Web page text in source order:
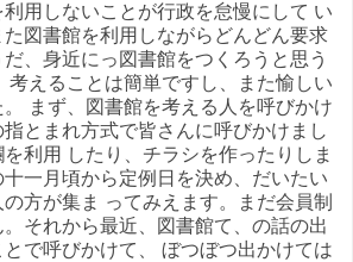
利用しないことが行政を怠慢にして い
図書館を利用しながらどんどん要求
、身近にっ図書館をつくろうと思う
考えることは簡単ですし、また愉しい
まず、図書館を考える人を呼びかけ
とまれ方式で皆さんに呼びかけまし
利用 したり、チラシを作ったりしま
一月頃から定例日を決め、だいたい
方が集ま ってみえます。まだ会員制
それから最近、図書館て、の話の出
で呼びかけて、 ぼつぼつ出かけては